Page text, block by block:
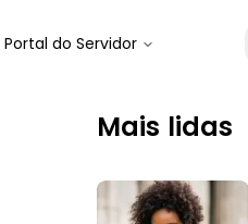
Portal do Servidor
Mais lidas